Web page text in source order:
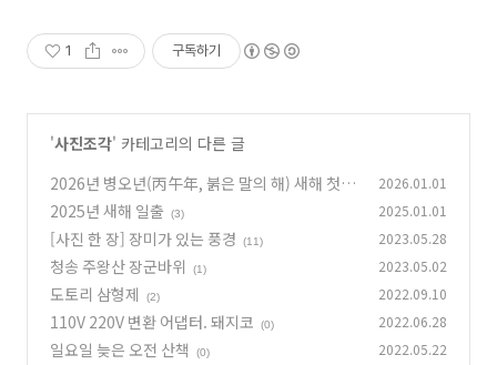
1 구독하기
'사진조각' 카테고리의 다른 글
2026년 병오년(丙午年, 붉은 말의 해) 새해 첫해
(10)
2026.01.01
2025년 새해 일출 (3) 2025.01.01
[사진 한 장] 장미가 있는 풍경 (11) 2023.05.28
청송 주왕산 장군바위 (1) 2023.05.02
도토리 삼형제 (2) 2022.09.10
110V 220V 변환 어댑터. 돼지코 (0) 2022.06.28
일요일 늦은 오전 산책 (0) 2022.05.22